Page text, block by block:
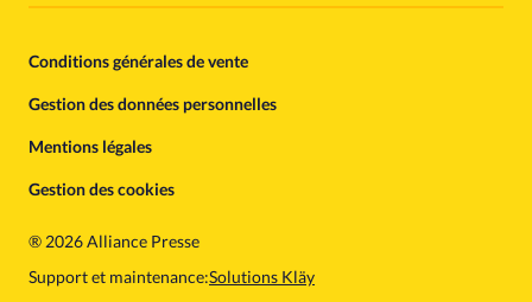
Conditions générales de vente
Gestion des données personnelles
Mentions légales
Gestion des cookies
® 2026 Alliance Presse
Support et maintenance:Solutions Kläy